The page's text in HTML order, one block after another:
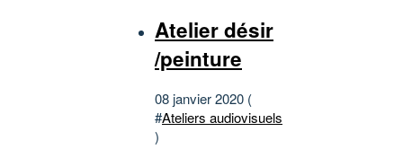
Atelier désir
/peinture
08 janvier 2020 (
#Ateliers audiovisuels
)